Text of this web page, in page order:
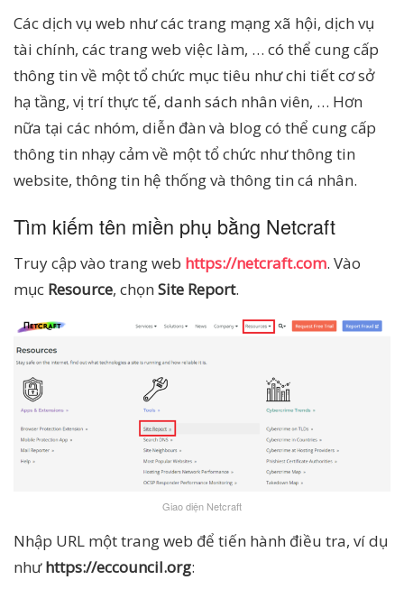
Các dịch vụ web như các trang mạng xã hội, dịch vụ
tài chính, các trang web việc làm, … có thể cung cấp
thông tin về một tổ chức mục tiêu như chi tiết cơ sở
hạ tầng, vị trí thực tế, danh sách nhân viên, … Hơn
nữa tại các nhóm, diễn đàn và blog có thể cung cấp
thông tin nhạy cảm về một tổ chức như thông tin
website, thông tin hệ thống và thông tin cá nhân.
Tìm kiếm tên miền phụ bằng Netcraft
Truy cập vào trang web https://netcraft.com. Vào
mục Resource, chọn Site Report.
Giao diện Netcraft
Nhập URL một trang web để tiến hành điều tra, ví dụ
nhưhttps://eccouncil.org: